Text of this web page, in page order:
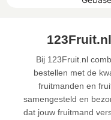
Bij 123Fruit.nl
bestellen met de
fruitmanden en
samengesteld en
dat jouw fruitmand